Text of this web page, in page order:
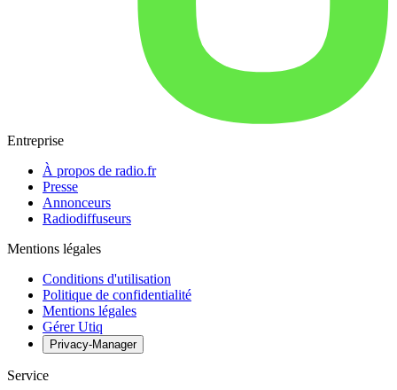
Entreprise
À propos de radio.fr
Presse
Annonceurs
Radiodiffuseurs
Mentions légales
Conditions d'utilisation
Politique de confidentialité
Mentions légales
Gérer Utiq
Privacy-Manager
Service